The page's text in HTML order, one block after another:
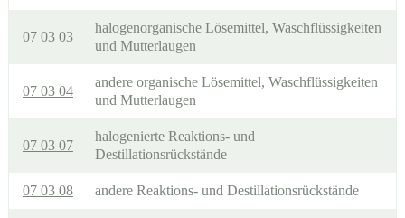
07 03 03
halogenorganische Lösemittel, Waschflüssigkeiten
und Mutterlaugen
07 03 04
andere organische Lösemittel, Waschflüssigkeiten
und Mutterlaugen
07 03 07
halogenierte Reaktions- und
Destillationsrückstände
07 03 08 andere Reaktions- und Destillationsrückstände